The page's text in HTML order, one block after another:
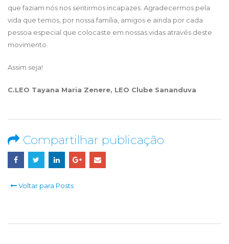
que faziam nós nos sentirmos incapazes. Agradecermos pela
vida que temos, por nossa família, amigos e ainda por cada
pessoa especial que colocaste em nossas vidas através deste
movimento.
Assim seja!
C.LEO Tayana Maria Zenere, LEO Clube Sananduva
Compartilhar publicação
Voltar para Posts